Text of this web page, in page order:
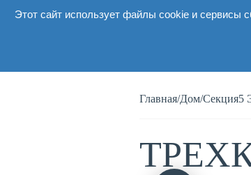
Этот сайт использует файлы cookie и сервисы
О
Главная/Дом/Секция5